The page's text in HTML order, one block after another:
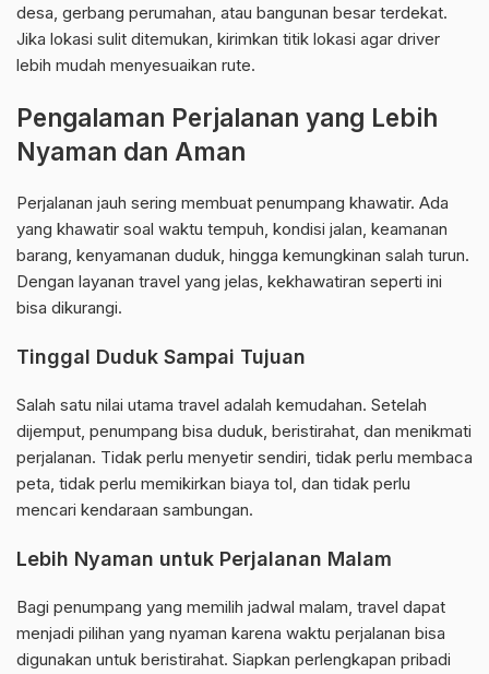
desa, gerbang perumahan, atau bangunan besar terdekat.
Jika lokasi sulit ditemukan, kirimkan titik lokasi agar driver
lebih mudah menyesuaikan rute.
Pengalaman Perjalanan yang Lebih
Nyaman dan Aman
Perjalanan jauh sering membuat penumpang khawatir. Ada
yang khawatir soal waktu tempuh, kondisi jalan, keamanan
barang, kenyamanan duduk, hingga kemungkinan salah turun.
Dengan layanan travel yang jelas, kekhawatiran seperti ini
bisa dikurangi.
Tinggal Duduk Sampai Tujuan
Salah satu nilai utama travel adalah kemudahan. Setelah
dijemput, penumpang bisa duduk, beristirahat, dan menikmati
perjalanan. Tidak perlu menyetir sendiri, tidak perlu membaca
peta, tidak perlu memikirkan biaya tol, dan tidak perlu
mencari kendaraan sambungan.
Lebih Nyaman untuk Perjalanan Malam
Bagi penumpang yang memilih jadwal malam, travel dapat
menjadi pilihan yang nyaman karena waktu perjalanan bisa
digunakan untuk beristirahat. Siapkan perlengkapan pribadi